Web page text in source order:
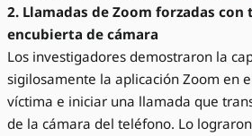
2. Llamadas de Zoom forzadas
encubierta de cámara
Los investigadores demostraron la
sigilosamente la aplicación Zoom en
víctima e iniciar una llamada que
de la cámara del teléfono. Lo